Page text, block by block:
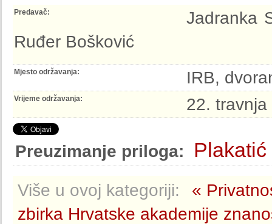
Predavač:
Jadranka
Ruđer Bošković
Mjesto održavanja: IRB,
Vrijeme održavanja: 22.
Preuzimanje priloga: Plakatić
Više u ovoj kategoriji:
«
zbirka Hrvatske akademije